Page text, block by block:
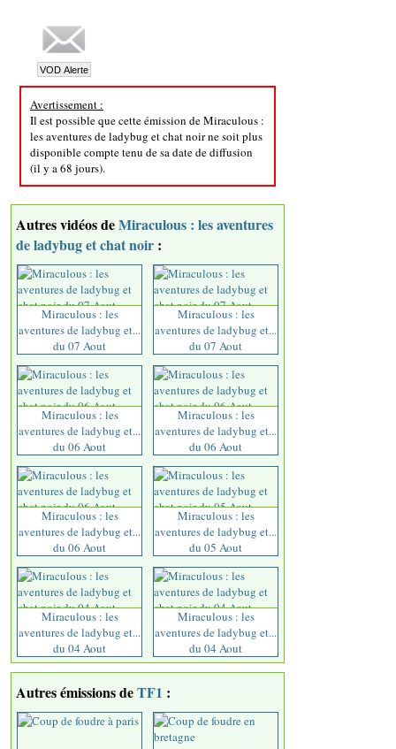
Avertissement :
Il est possible que cette émission de Miraculous :
les aventures de ladybug et chat noir ne soit plus
disponible compte tenu de sa date de diffusion
(il y a 68 jours).
Autres vidéos deMiraculous : les aventures
de ladybug et chat noir :
Miraculous : les
aventures de ladybug et...
du 07 Aout
Miraculous : les
aventures de ladybug et...
du 07 Aout
Miraculous : les
aventures de ladybug et...
du 06 Aout
Miraculous : les
aventures de ladybug et...
du 06 Aout
Miraculous : les
aventures de ladybug et...
du 06 Aout
Miraculous : les
aventures de ladybug et...
du 05 Aout
Miraculous : les
aventures de ladybug et...
du 04 Aout
Miraculous : les
aventures de ladybug et...
du 04 Aout
Autres émissions deTF1 :